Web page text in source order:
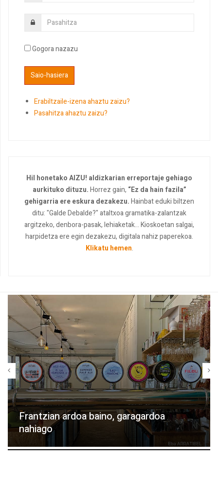
Gogora nazazu
Erabiltzaile-izena ahaztu zaizu?
Pasahitza ahaztu zaizu?
Hil honetako AIZU! aldizkarian erreportaje gehiago
aurkituko dituzu.Horrez gain, “Ez da hain fazila”
gehigarria ere eskura dezakezu.Hainbat eduki biltzen
ditu: "Galde Debalde?" ataltxoa gramatika-zalantzak
argitzeko, denbora-pasak, lehiaketak... Kioskoetan salgai,
harpidetza ere egin dezakezu, digitala nahiz paperekoa.
Klikatu hemen.
Frantzian ardoa baino, garagardoa
nahiago